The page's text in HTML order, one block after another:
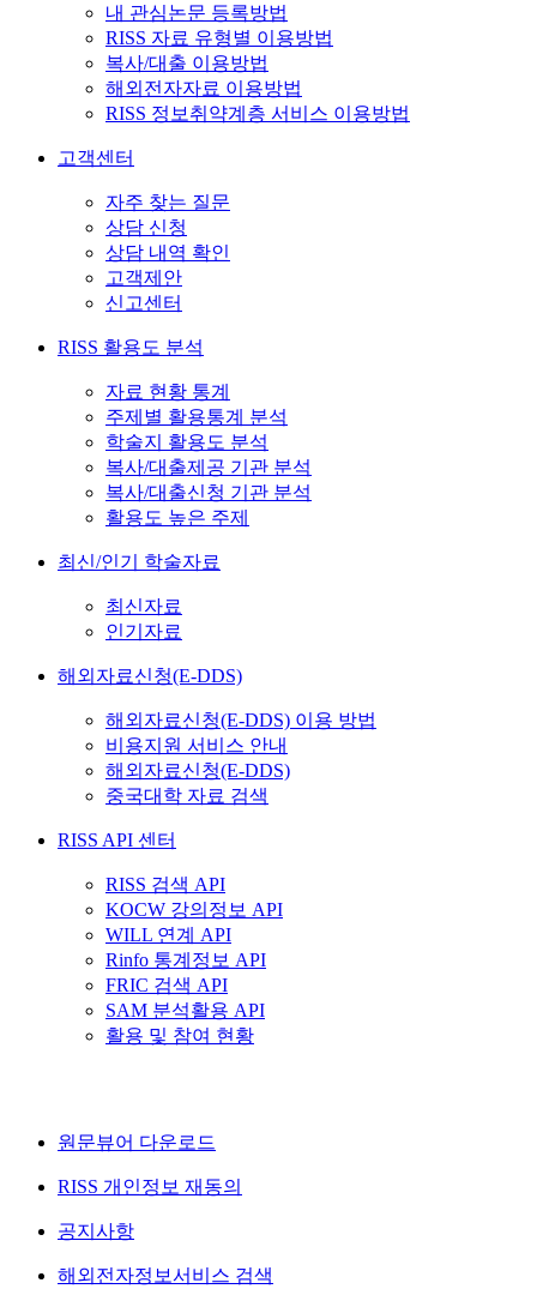
내 관심논문 등록방법
RISS 자료 유형별 이용방법
복사/대출 이용방법
해외전자자료 이용방법
RISS 정보취약계층 서비스 이용방법
고객센터
자주 찾는 질문
상담 신청
상담 내역 확인
고객제안
신고센터
RISS 활용도 분석
자료 현황 통계
주제별 활용통계 분석
학술지 활용도 분석
복사/대출제공 기관 분석
복사/대출신청 기관 분석
활용도 높은 주제
최신/인기 학술자료
최신자료
인기자료
해외자료신청(E-DDS)
해외자료신청(E-DDS) 이용 방법
비용지원 서비스 안내
해외자료신청(E-DDS)
중국대학 자료 검색
RISS API 센터
RISS 검색 API
KOCW 강의정보 API
WILL 연계 API
Rinfo 통계정보 API
FRIC 검색 API
SAM 분석활용 API
활용 및 참여 현황
원문뷰어 다운로드
RISS 개인정보 재동의
공지사항
해외전자정보서비스 검색